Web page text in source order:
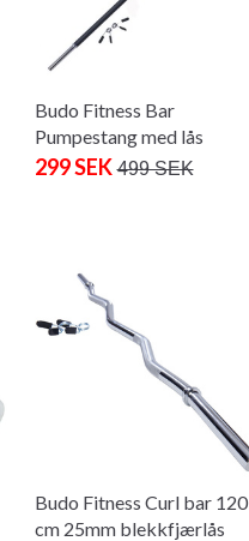
Budo Fitness Bar
Pumpestang med lås
299 SEK 499 SEK
Budo Fitness Curl bar 120
cm 25mm blekkfjærlås